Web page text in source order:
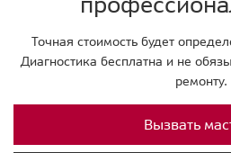
Точная стоимость будет
Диагностика бесплатна и не
ремонту.
Вызвать